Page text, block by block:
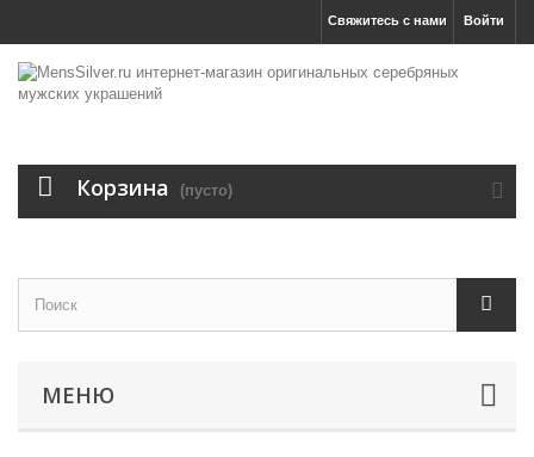
Войти
Свяжитесь с нами
Корзина (пусто)
МЕНЮ